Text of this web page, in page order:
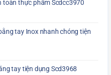
toàn thực phẩm Scdcc3970
tay Inox nhanh chóng tiện
tay tiện dụng Scd3968